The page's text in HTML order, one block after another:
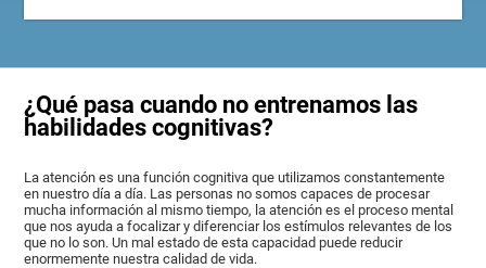
¿Qué pasa cuando no entrenamos las
habilidades cognitivas?
La atención es una función cognitiva que utilizamos constantemente
en nuestro día a día. Las personas no somos capaces de procesar
mucha información al mismo tiempo, la atención es el proceso mental
que nos ayuda a focalizar y diferenciar los estímulos relevantes de los
que no lo son. Un mal estado de esta capacidad puede reducir
enormemente nuestra calidad de vida.